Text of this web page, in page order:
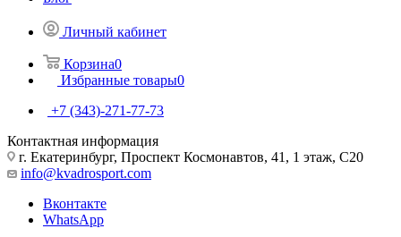
Личный кабинет
Корзина0
Избранные товары0
+7 (343)-271-77-73
Контактная информация
г. Екатеринбург, Проспект Космонавтов, 41, 1 этаж, С20
info@kvadrosport.com
Вконтакте
WhatsApp